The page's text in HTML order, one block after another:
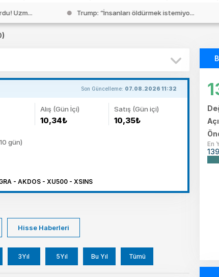
Uzm... Trump: “İnsanları öldürmek istemiyo...
Son Güncelleme: 07.08.2026 11:32
Alış (Gün İçi)
10,34₺
Satış (Gün içi)
10,35₺
gün)
- AKDOS - XU500 - XSINS
Hisse Haberleri
3Yıl 5Yıl Bu Yıl Tümü
En